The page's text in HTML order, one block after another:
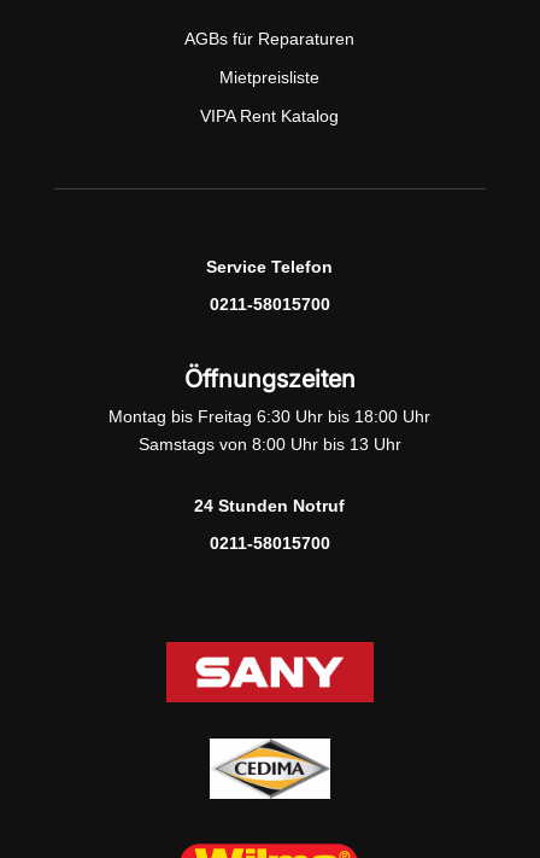
AGBs für Reparaturen
Mietpreisliste
VIPA Rent Katalog
Service Telefon
0211-58015700
Öffnungszeiten
Montag bis Freitag 6:30 Uhr bis 18:00 Uhr
Samstags von 8:00 Uhr bis 13 Uhr
24 Stunden Notruf
0211-58015700